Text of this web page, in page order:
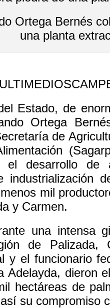
Ortega Bernés
una planta
Estado, de
Ortega
de
el desarrollo de
industrialización
mil
y Carmen.
una intensa
de Palizada,
y el funcionario
Adelayda, dieron
hectáreas de
su compromiso